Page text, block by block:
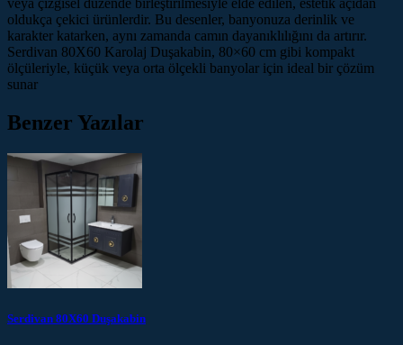
veya çizgisel düzende birleştirilmesiyle elde edilen, estetik açıdan
oldukça çekici ürünlerdir. Bu desenler, banyonuza derinlik ve
karakter katarken, aynı zamanda camın dayanıklılığını da artırır.
Serdivan 80X60 Karolaj Duşakabin, 80×60 cm gibi kompakt
ölçüleriyle, küçük veya orta ölçekli banyolar için ideal bir çözüm
sunar
Benzer Yazılar
Serdivan 80X60 Duşakabin